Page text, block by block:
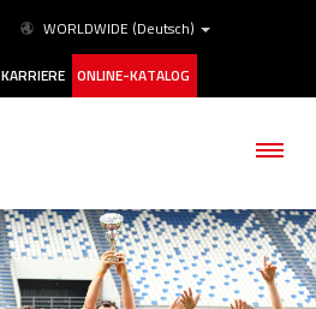
WORLDWIDE (Deutsch)
KARRIERE ONLINE-KATALOG